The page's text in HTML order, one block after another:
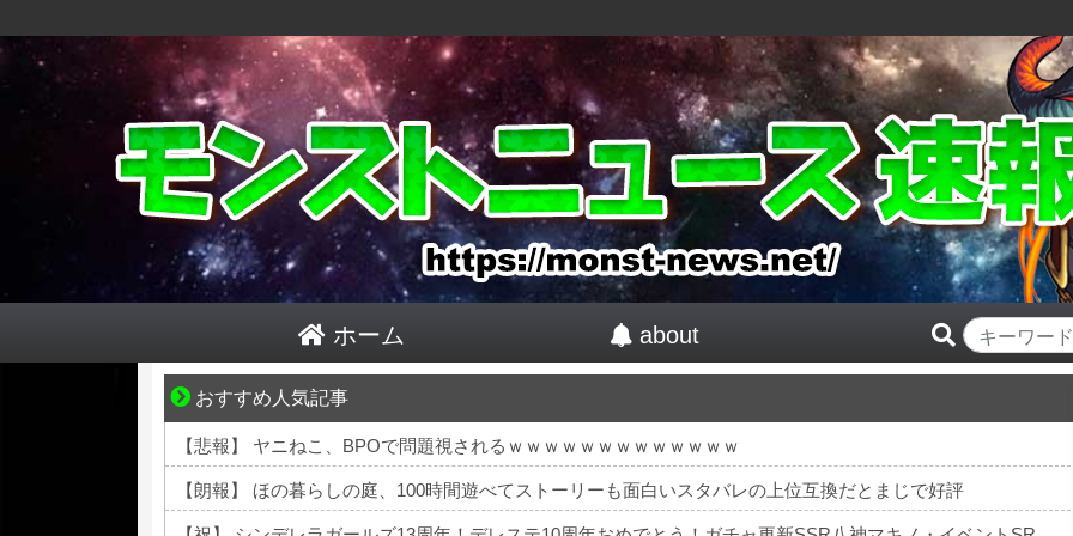
ホーム about
おすすめ人気記事
身近すぎる“厄介な人たち”が大集合！
【悲報】 ヤニねこ、BPOで問題視されるｗｗｗｗｗｗｗｗｗｗｗｗｗ
【朗報】 ほの暮らしの庭、100時間遊べてストーリーも面白いスタバレの上位互換だとまじで好評